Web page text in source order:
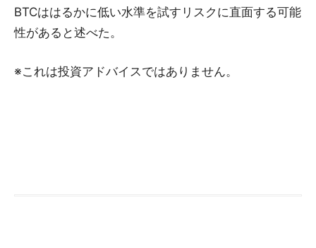
BTCははるかに低い水準を試すリスクに直面する可能
性があると述べた。
※これは投資アドバイスではありません。